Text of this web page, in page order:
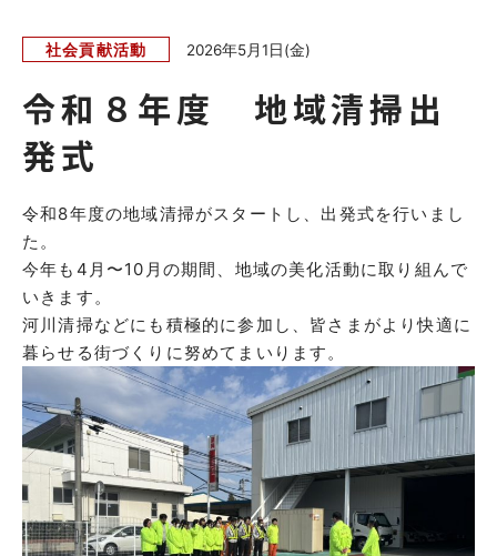
社会貢献活動 2026年5月1日(金)
令和８年度 地域清掃出
発式
令和8年度の地域清掃がスタートし、出発式を行いまし
た。
今年も4月〜10月の期間、地域の美化活動に取り組んで
いきます。
河川清掃などにも積極的に参加し、皆さまがより快適に
暮らせる街づくりに努めてまいります。